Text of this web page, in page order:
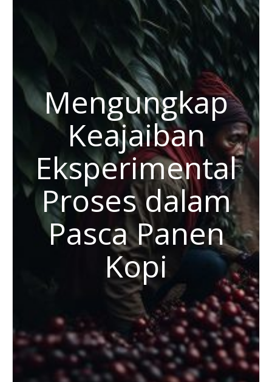
Mengungkap
Keajaiban
Eksperimental
Proses dalam
Pasca Panen
Kopi